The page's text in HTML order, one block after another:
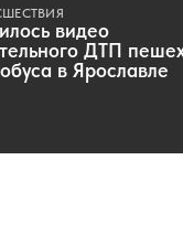
видео
ДТП
в Ярославле